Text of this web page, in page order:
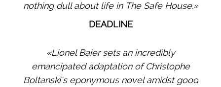
nothing dull about life in The Safe House.»
DEADLINE
«Lionel Baier sets an incredibly
emancipated adaptation of Christophe
Boltanski’s eponymous novel amidst good